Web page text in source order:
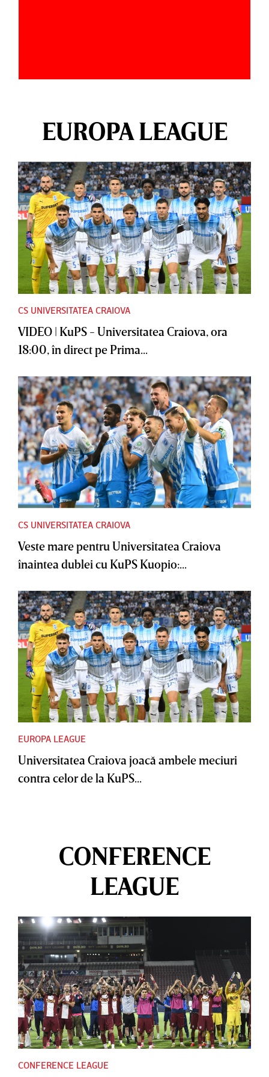
EUROPA LEAGUE
CS UNIVERSITATEA CRAIOVA
VIDEO | KuPS - Universitatea Craiova, ora
18:00, în direct pe Prima...
CS UNIVERSITATEA CRAIOVA
Veste mare pentru Universitatea Craiova
înaintea dublei cu KuPS Kuopio:...
EUROPA LEAGUE
Universitatea Craiova joacă ambele meciuri
contra celor de la KuPS...
CONFERENCE
LEAGUE
CONFERENCE LEAGUE